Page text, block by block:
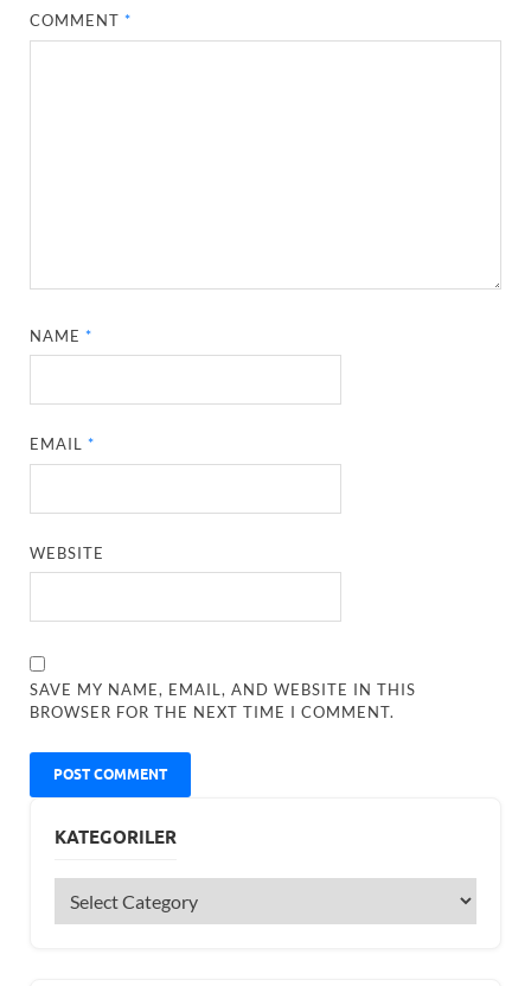
COMMENT*
NAME*
EMAIL*
WEBSITE
SAVE MY NAME, EMAIL, AND WEBSITE IN THIS
BROWSER FOR THE NEXT TIME I COMMENT.
KATEGORILER